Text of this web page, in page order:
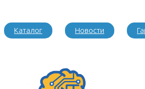
Каталог Новости